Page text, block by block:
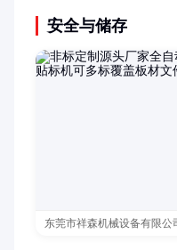
安全与储存
东莞市祥森机械设备有限公